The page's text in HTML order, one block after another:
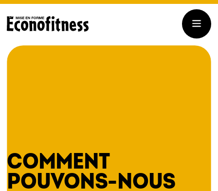
COMMENT
POUVONS-NOUS